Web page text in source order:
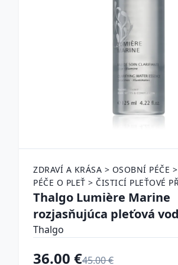
ZDRAVÍ A KRÁSA > OSOBNÍ PÉČE
PÉČE O PLEŤ > ČISTICÍ PLEŤOVÉ
Thalgo Lumière Marine
rozjasňujúca pleťová
pigmentovým škvrnám
Thalgo
36.00 €45.00 €